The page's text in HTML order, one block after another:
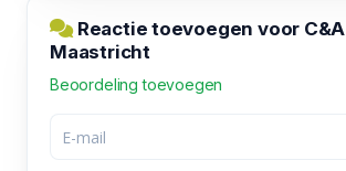
Reactie toevoegen voor C&A
Maastricht
Beoordeling toevoegen